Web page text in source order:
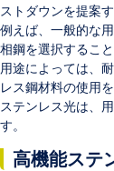
ストダウンを提案
例えば、一般的な
相鋼を選択するこ
用途によっては、
レス鋼材料の使用
ステンレス光は、
す。
高機能ステ